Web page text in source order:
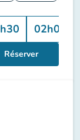
02h00
Réserver